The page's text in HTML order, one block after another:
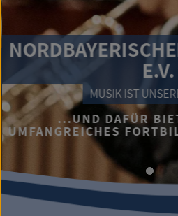
E.V.
MUSIK IST
...UND DAFÜR
UMFANGREICHES